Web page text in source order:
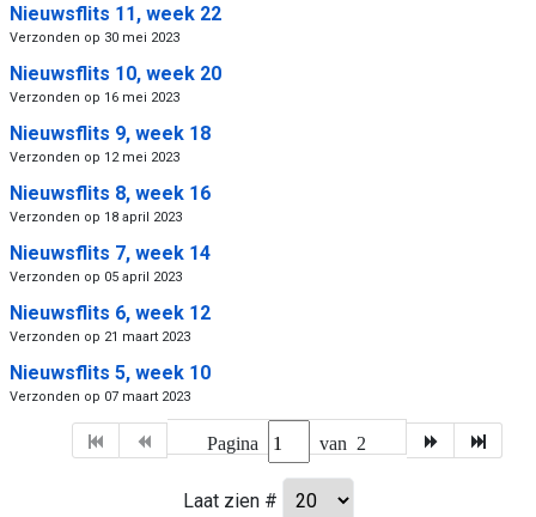
Nieuwsflits 11, week 22
Verzonden op 30 mei 2023
Nieuwsflits 10, week 20
Verzonden op 16 mei 2023
Nieuwsflits 9, week 18
Verzonden op 12 mei 2023
Nieuwsflits 8, week 16
Verzonden op 18 april 2023
Nieuwsflits 7, week 14
Verzonden op 05 april 2023
Nieuwsflits 6, week 12
Verzonden op 21 maart 2023
Nieuwsflits 5, week 10
Verzonden op 07 maart 2023
Pagina van 2
Laat zien #